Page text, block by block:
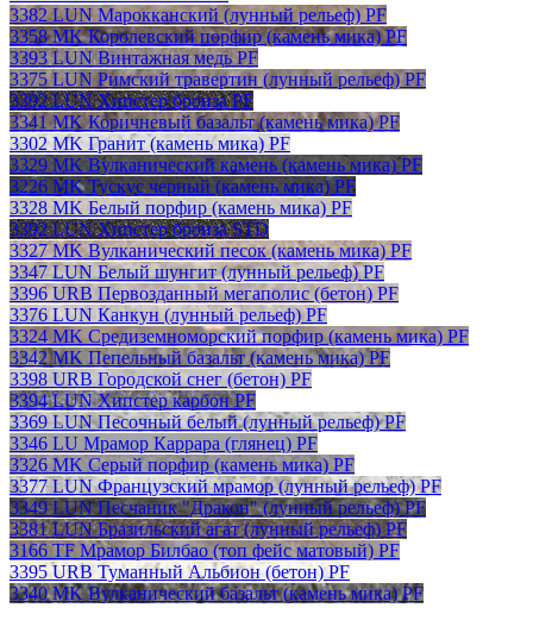
3382 LUN Марокканский (лунный рельеф) PF
3358 MK Королевский порфир (камень мика) PF
3393 LUN Винтажная медь PF
3375 LUN Римский травертин (лунный рельеф) PF
3392 LUN Хипстер бронза PF
3341 MK Коричневый базальт (камень мика) PF
3302 MK Гранит (камень мика) PF
3329 MK Вулканический камень (камень мика) PF
3226 MK Тускус черный (камень мика) PF
3328 MK Белый порфир (камень мика) PF
3392 LUN Хипстер бронза STD
3327 MK Вулканический песок (камень мика) PF
3347 LUN Белый шунгит (лунный рельеф) PF
3396 URB Первозданный мегаполис (бетон) PF
3376 LUN Канкун (лунный рельеф) PF
3324 MK Средиземноморский порфир (камень мика) PF
3342 MK Пепельный базальт (камень мика) PF
3398 URB Городской снег (бетон) PF
3394 LUN Хипстер карбон PF
3369 LUN Песочный белый (лунный рельеф) PF
3346 LU Мрамор Каррара (глянец) PF
3326 MK Серый порфир (камень мика) PF
3377 LUN Французский мрамор (лунный рельеф) PF
3349 LUN Песчаник "Дракон" (лунный рельеф) PF
3381 LUN Бразильский агат (лунный рельеф) PF
3166 TF Мрамор Билбао (топ фейс матовый) PF
3395 URB Туманный Альбион (бетон) PF
3340 MK Вулканический базальт (камень мика) PF